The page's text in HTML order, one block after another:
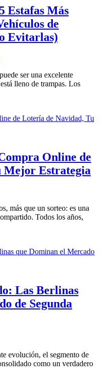
Estafas Más
de
Evitarlas)
ser una excelente
lleno de trampas. Los
Online de
Mejor Estrategia
más que un sorteo: es una
Todos los años,
Las Berlinas
de Segunda
evolución, el segmento de
como un verdadero